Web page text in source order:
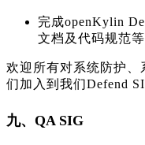
完成openKylin
文档及代码规范
欢迎所有对系统防护
们加入到我们Defend
九、QA SIG